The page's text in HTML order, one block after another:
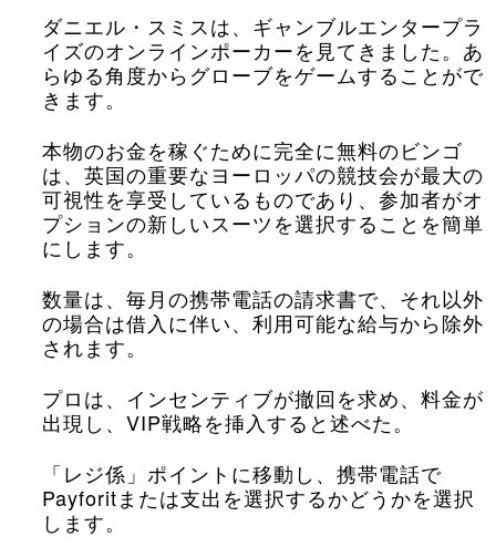
ダニエル・スミスは、ギャンブルエンタープラ
イズのオンラインポーカーを見てきました。あ
らゆる角度からグローブをゲームすることがで
きます。
本物のお金を稼ぐために完全に無料のビンゴ
は、英国の重要なヨーロッパの競技会が最大の
可視性を享受しているものであり、参加者がオ
プションの新しいスーツを選択することを簡単
にします。
数量は、毎月の携帯電話の請求書で、それ以外
の場合は借入に伴い、利用可能な給与から除外
されます。
プロは、インセンティブが撤回を求め、料金が
出現し、VIP戦略を挿入すると述べた。
「レジ係」ポイントに移動し、携帯電話で
Payforitまたは支出を選択するかどうかを選択
します。